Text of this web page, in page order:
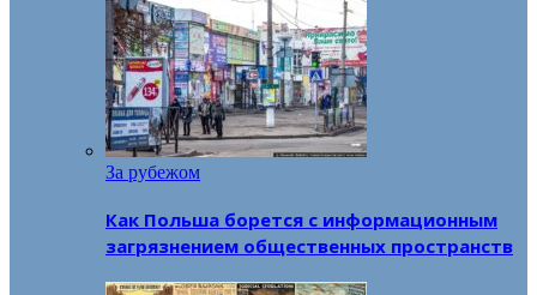
За рубежом
Как Польша борется с информационным
загрязнением общественных пространств